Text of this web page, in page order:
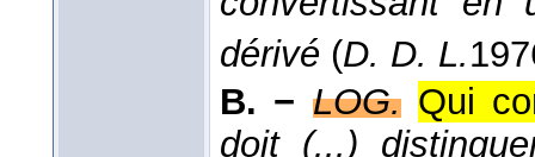
dérivé (D. D. L.
B. − LOG. Qui
doit (...)